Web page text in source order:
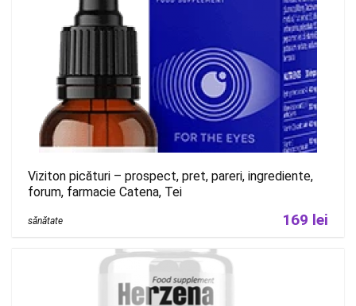
Viziton picături – prospect, pret, pareri, ingrediente,
forum, farmacie Catena, Tei
sănătate 169 lei